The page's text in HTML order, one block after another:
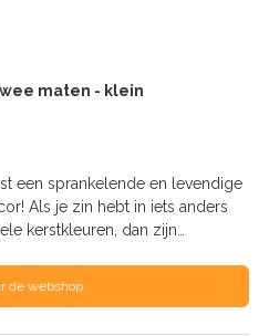
maten - klein
een sprankelende en levendige
Als je zin hebt in iets anders
kerstkleuren, dan zijn…
de webshop